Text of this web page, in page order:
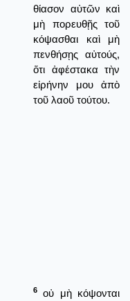
θίασον αὐτῶν καὶ
μὴ πορευθῇς τοῦ
κόψασθαι καὶ μὴ
πενθήσῃς αὐτούς,
ὅτι ἀφέστακα τὴν
εἰρήνην μου ἀπὸ
τοῦ λαοῦ τούτου.
6
οὐ μὴ κόψονται